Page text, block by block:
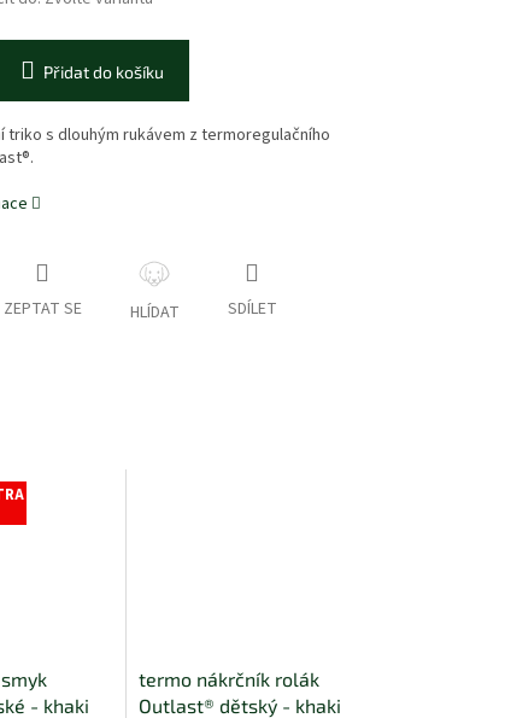
Přidat do košíku
triko s dlouhým rukávem z termoregulačního
ZEPTAT SE HLÍDAT SDÍLET
- khaki
termo nákrčník rolák
Outlast® dětský - khaki